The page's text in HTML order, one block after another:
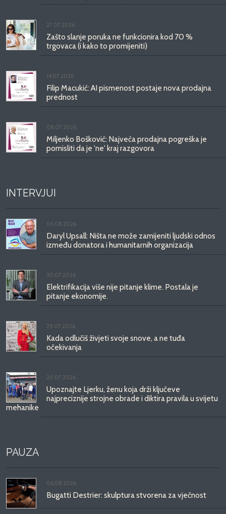
27.07.2026.
Zašto slanje poruka ne funkcionira kod 70 %
trgovaca (i kako to promijeniti)
14.07.2026.
Filip Macukić: AI pismenost postaje nova prodajna
prednost
08.07.2026.
Miljenko Bošković: Najveća prodajna pogreška je
pomisliti da je 'ne' kraj razgovora
INTERVJUI
06.08.2026.
Daryl Upsall: Ništa ne može zamijeniti ljudski odnos
između donatora i humanitarnih organizacija
30.07.2026.
Elektrifikacija više nije pitanje klime. Postala je
pitanje ekonomije.
29.07.2026.
Kada odlučiš živjeti svoje snove, a ne tuđa
očekivanja
20.07.2026.
Upoznajte Ljerku, ženu koja drži ključeve
najpreciznije strojne obrade i diktira pravila u svijetu
mehanike
PAUZA
06.08.2026.
Bugatti Destrier: skulptura stvorena za vječnost